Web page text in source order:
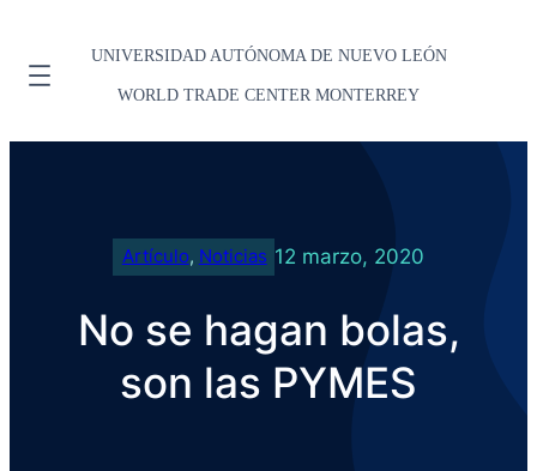
UNIVERSIDAD AUTÓNOMA DE NUEVO LEÓN
WORLD TRADE CENTER MONTERREY
Artículo, Noticias 12 marzo, 2020
No se hagan bolas,
son las PYMES